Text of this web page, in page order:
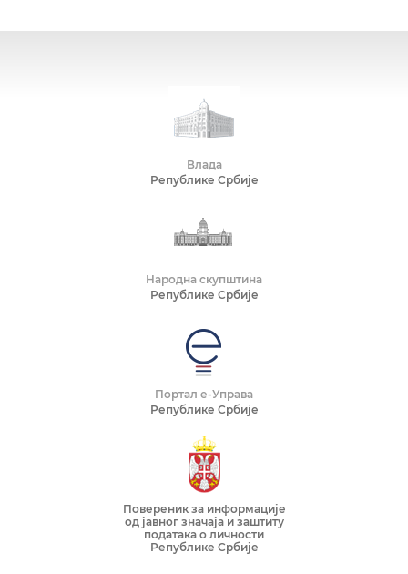
Влада
Републике Србије
Народна скупштина
Републике Србије
Портал е-Управа
Републике Србије
Повереник за информације
од јавног значаја и заштиту
података о личности
Републике Србије